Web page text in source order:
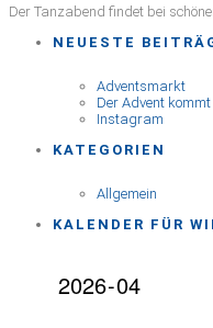
Der Tanzabend findet bei
NEUESTE
Adventsmarkt
Der Advent
Instagram
KATEGORIEN
Allgemein
KALENDER FÜR